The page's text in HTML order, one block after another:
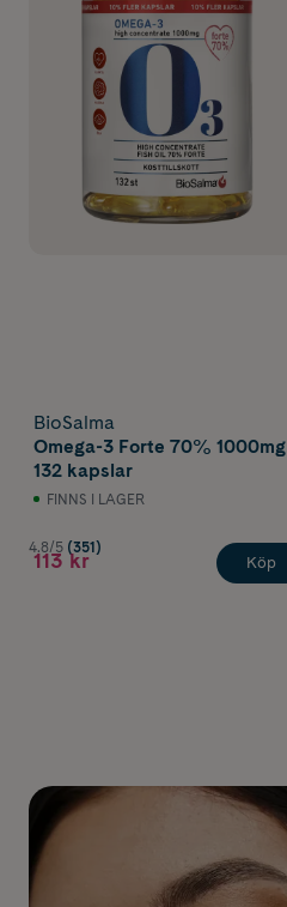
BioSalma
Omega-3 Forte 70% 1000mg
132 kapslar
FINNS I LAGER
4.8/5 (351)
113 kr Köp